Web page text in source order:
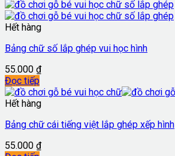
Hết hàng
Bảng chữ số lắp ghép vui học hình
55.000 ₫
Đọc tiếp
Hết hàng
Bảng chữ cái tiếng việt lắp ghép xếp hình
55.000 ₫